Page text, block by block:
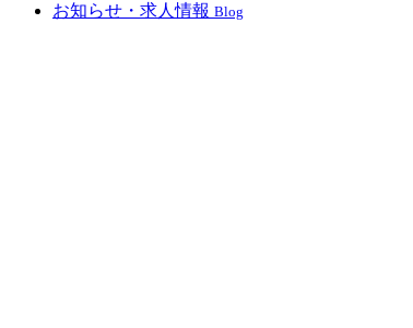
お知らせ・求人情報 Blog